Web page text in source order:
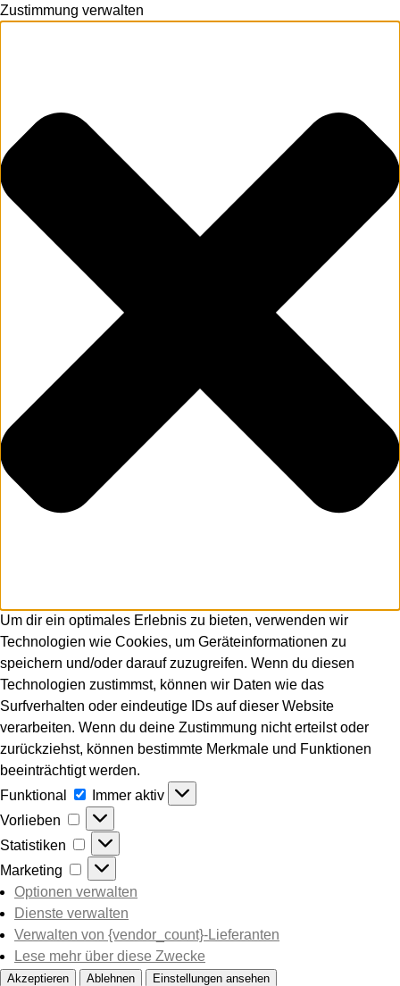
Zustimmung verwalten
Um dir ein optimales Erlebnis zu bieten, verwenden wir
Technologien wie Cookies, um Geräteinformationen zu
speichern und/oder darauf zuzugreifen. Wenn du diesen
Technologien zustimmst, können wir Daten wie das
Surfverhalten oder eindeutige IDs auf dieser Website
verarbeiten. Wenn du deine Zustimmung nicht erteilst oder
zurückziehst, können bestimmte Merkmale und Funktionen
beeinträchtigt werden.
Funktional
Funktional
Immer aktiv
Vorlieben
Vorlieben
Statistiken
Statistiken
Marketing
Marketing
Optionen verwalten
Dienste verwalten
Verwalten von {vendor_count}-Lieferanten
Lese mehr über diese Zwecke
Akzeptieren Ablehnen
Einstellungen ansehen